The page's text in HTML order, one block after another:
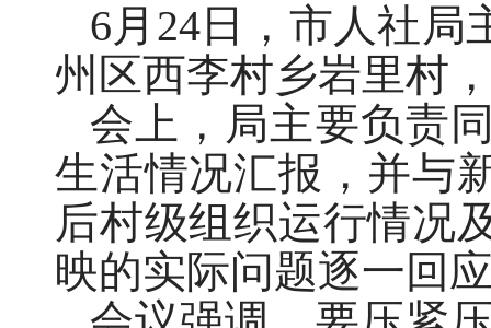
6月24日，市人社
州区西李村乡岩里村
会上，局主要负责
生活情况汇报，并与
后村级组织运行情况
映的实际问题逐一回